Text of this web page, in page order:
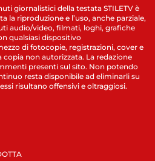
giornalistici della testata STILETV è
la riproduzione e l’uso, anche parziale,
audio/video, filmati, loghi, grafiche
qualsiasi dispositivo
di fotocopie, registrazioni, cover e
non autorizzata. La redazione
presenti sul sito. Non potendo
resta disponibile ad eliminarli su
risultano offensivi e oltraggiosi.